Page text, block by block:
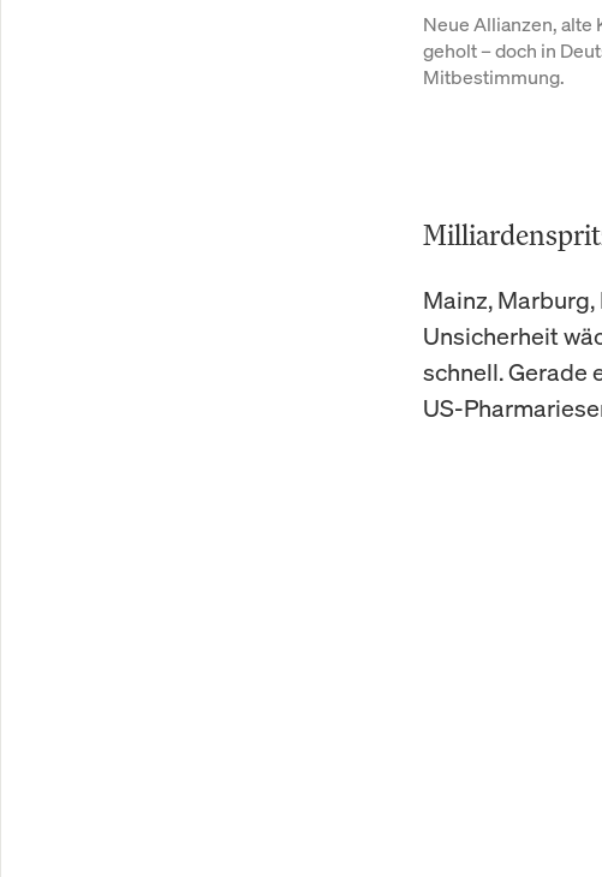
Neue Allianzen, alte
geholt – doch in
Mitbestimmung.
Mainz,
Unsicherheit
schnell. Gerade
US-